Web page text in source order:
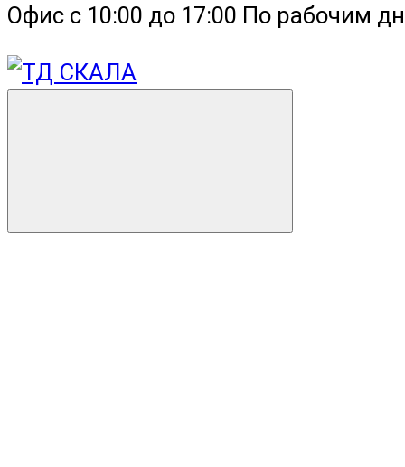
Офис с 10:00 до 17:00 По рабочим